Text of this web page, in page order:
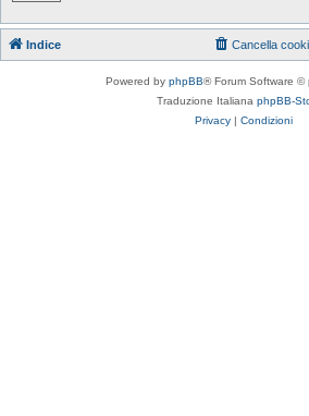
Indice Cancella
Powered by phpBB® Forum Software ©
Traduzione Italiana phpBB-
Privacy | Condizioni